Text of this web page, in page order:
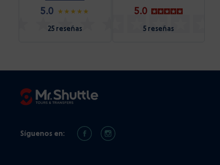
5.0
25 reseñas
5.0
5 reseñas
Síguenos en: